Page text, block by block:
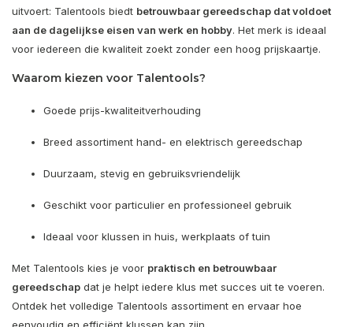
uitvoert: Talentools biedt betrouwbaar gereedschap dat voldoet
aan de dagelijkse eisen van werk en hobby. Het merk is ideaal
voor iedereen die kwaliteit zoekt zonder een hoog prijskaartje.
Waarom kiezen voor Talentools?
Goede prijs-kwaliteitverhouding
Breed assortiment hand- en elektrisch gereedschap
Duurzaam, stevig en gebruiksvriendelijk
Geschikt voor particulier en professioneel gebruik
Ideaal voor klussen in huis, werkplaats of tuin
Met Talentools kies je voor praktisch en betrouwbaar
gereedschap dat je helpt iedere klus met succes uit te voeren.
Ontdek het volledige Talentools assortiment en ervaar hoe